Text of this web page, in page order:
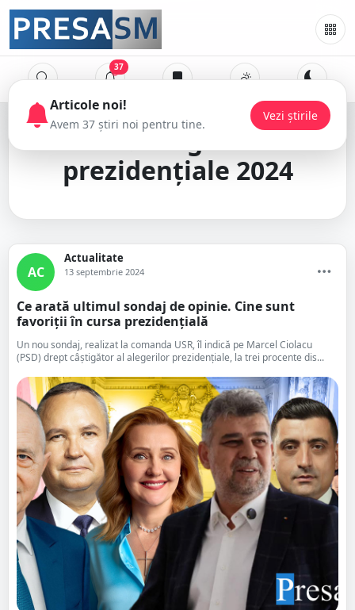
37
alegeri
prezidențiale 2024
AC
Actualitate
13 septembrie 2024
Ce arată ultimul sondaj de opinie. Cine sunt
favoriții în cursa prezidențială
Un nou sondaj, realizat la comanda USR, îl indică pe Marcel Ciolacu
(PSD) drept câștigător al alegerilor prezidențiale, la trei procente dis...
Articole noi!
Avem 37 știri noi pentru tine.
Vezi știrile